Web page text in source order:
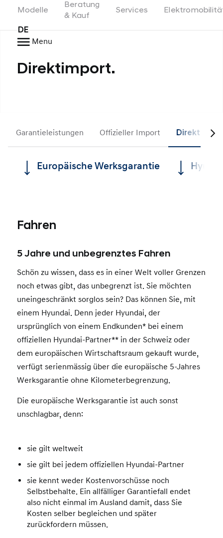
Switzerland
Modelle
Beratung
& Kauf
Services
DE
Menu
Direktimport.
Garantieleistungen Offizieller Import
Europäische Werksgarantie
Fahren
5 Jahre und unbegrenztes Fahren
Schön zu wissen, dass es in einer Welt voller Grenzen
noch etwas gibt, das unbegrenzt ist. Sie möchten
uneingeschränkt sorglos sein? Das können Sie, mit
einem Hyundai. Denn jeder Hyundai, der
ursprünglich von einem Endkunden* bei einem
offiziellen Hyundai-Partner** in der Schweiz oder
dem europäischen Wirtschaftsraum gekauft wurde,
verfügt serienmässig über die europäische 5-Jahres
Werksgarantie ohne Kilometerbegrenzung.
Die europäische Werksgarantie ist auch sonst
unschlagbar, denn:
sie gilt weltweit
sie gilt bei jedem offiziellen Hyundai-Partner
sie kennt weder Kostenvorschüsse noch
Selbstbehalte. Ein allfälliger Garantiefall endet
also nicht einmal im Ausland damit, dass Sie
Kosten selber begleichen und später
zurückfordern müssen.